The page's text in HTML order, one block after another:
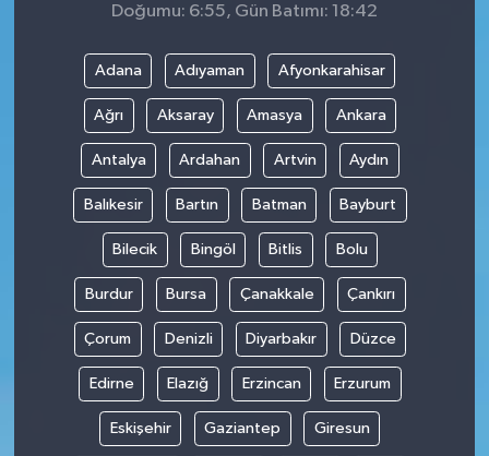
Doğumu: 6:55, Gün Batımı: 18:42
Adana Adıyaman Afyonkarahisar
Ağrı Aksaray Amasya Ankara
Antalya Ardahan Artvin Aydın
Balıkesir Bartın Batman Bayburt
Bilecik Bingöl Bitlis Bolu
Burdur Bursa Çanakkale Çankırı
Çorum Denizli Diyarbakır Düzce
Edirne Elazığ Erzincan Erzurum
Eskişehir Gaziantep Giresun